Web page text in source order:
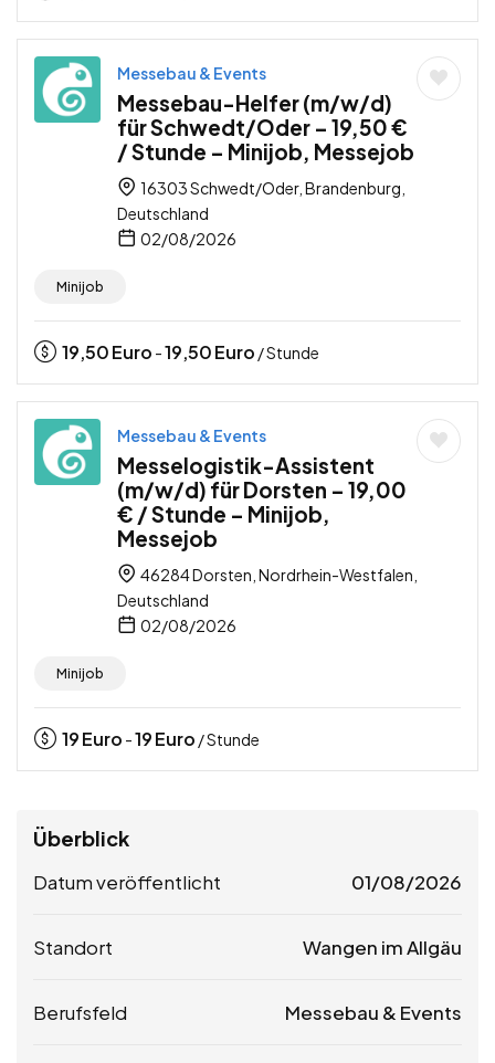
Messebau & Events
Messebau-Helfer (m/w/d)
für Schwedt/Oder – 19,50 €
/ Stunde – Minijob, Messejob
16303 Schwedt/Oder, Brandenburg,
Deutschland
02/08/2026
Minijob
19,50Euro -19,50Euro / Stunde
Messebau & Events
Messelogistik-Assistent
(m/w/d) für Dorsten – 19,00
€ / Stunde – Minijob,
Messejob
46284 Dorsten, Nordrhein-Westfalen,
Deutschland
02/08/2026
Minijob
19Euro -19Euro / Stunde
Überblick
Datum veröffentlicht 01/08/2026
Standort Wangen im Allgäu
Berufsfeld Messebau & Events